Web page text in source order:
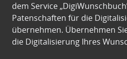
dem Service
Patenschaften für die
übernehmen. Übernehmen
die Digitalisierung Ihres